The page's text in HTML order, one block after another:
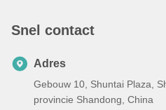
Snel contact
Adres
Gebouw 10, Shuntai Plaza,
provincie Shandong, China